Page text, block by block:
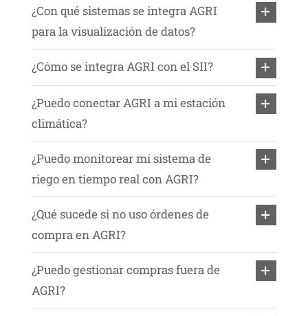
¿Con qué sistemas se integra AGRI
para la visualización de datos?
¿Cómo se integra AGRI con el SII?
¿Puedo conectar AGRI a mi estación
climática?
¿Puedo monitorear mi sistema de
riego en tiempo real con AGRI?
¿Qué sucede si no uso órdenes de
compra en AGRI?
¿Puedo gestionar compras fuera de
AGRI?